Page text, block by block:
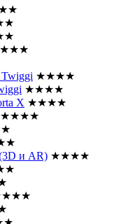
★★★★
★★★★
X ★★★★
★★★★
и AR) ★★★★